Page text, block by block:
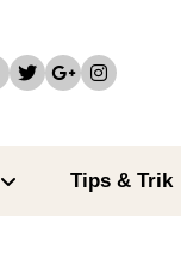
Tips & Trik